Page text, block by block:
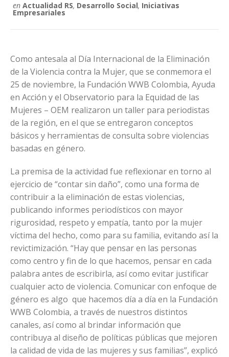
en Actualidad RS, Desarrollo Social, Iniciativas
Empresariales
Como antesala al Día Internacional de la Eliminación
de la Violencia contra la Mujer, que se conmemora el
25 de noviembre, la Fundación WWB Colombia, Ayuda
en Acción y el Observatorio para la Equidad de las
Mujeres – OEM realizaron un taller para periodistas
de la región, en el que se entregaron conceptos
básicos y herramientas de consulta sobre violencias
basadas en género.
La premisa de la actividad fue reflexionar en torno al
ejercicio de “contar sin daño”, como una forma de
contribuir a la eliminación de estas violencias,
publicando informes periodísticos con mayor
rigurosidad, respeto y empatía, tanto por la mujer
víctima del hecho, como para su familia, evitando así la
revictimización. “Hay que pensar en las personas
como centro y fin de lo que hacemos, pensar en cada
palabra antes de escribirla, así como evitar justificar
cualquier acto de violencia. Comunicar con enfoque de
género es algo que hacemos día a día en la Fundación
WWB Colombia, a través de nuestros distintos
canales, así como al brindar información que
contribuya al diseño de políticas públicas que mejoren
la calidad de vida de las mujeres y sus familias”, explicó